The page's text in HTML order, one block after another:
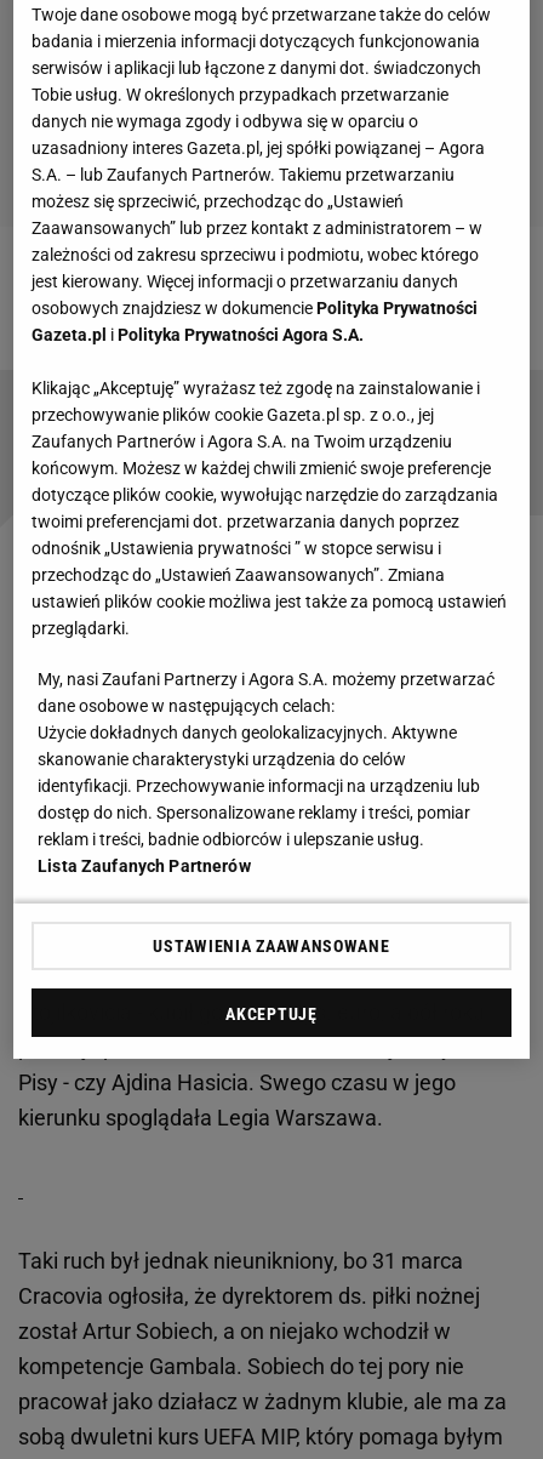
Zobacz wideoWielki Mazurek i wielka Jagiellonia.
Sokołowski: Skauci zapamiętali piłkarzy
Kluby Ekstraklasy reagują ws.
Zondacrypto. Jest pierwsza decyzja
Tymczasem mija dziewięć miesięcy, a Cracovii jest
bliżej do strefy spadkowej niż do europejskich
pucharów. Na starcie sezonu można było pisać i
mówić o stabilizacji czy wierze w ten projekt, a teraz
nikt nie wie, co będzie dalej.
Pokerowa zagrywka Cracovii. Znak zapytania
kosztem fachowca
Zdecydowanie najświeższa jest informacja o
odejściu Jarosława Gambala, dyrektora skautingu,
który w środowisku miał opinię fachowca. To
właśnie on doprowadził do transferów Filipa
Stojilkovicia - kupił go za 500 tys. euro, a pół roku
Pisy - czy Ajdina Hasicia. Swego czasu w jego
kierunku spoglądała Legia Warszawa.
Taki ruch był jednak nieunikniony, bo 31 marca
Cracovia ogłosiła, że dyrektorem ds. piłki nożnej
został Artur Sobiech, a on niejako wchodził w
kompetencje Gambala. Sobiech do tej pory nie
pracował jako działacz w żadnym klubie, ale ma za
sobą dwuletni kurs UEFA MIP, który pomaga byłym
Twoje dane osobowe mogą być przetwarzane także do celów
badania i mierzenia informacji dotyczących funkcjonowania
serwisów i aplikacji lub łączone z danymi dot. świadczonych
Tobie usług. W określonych przypadkach przetwarzanie
danych nie wymaga zgody i odbywa się w oparciu o
uzasadniony interes Gazeta.pl, jej spółki powiązanej – Agora
S.A. – lub Zaufanych Partnerów. Takiemu przetwarzaniu
możesz się sprzeciwić, przechodząc do „Ustawień
Zaawansowanych” lub przez kontakt z administratorem – w
zależności od zakresu sprzeciwu i podmiotu, wobec którego
jest kierowany. Więcej informacji o przetwarzaniu danych
osobowych znajdziesz w dokumenciePolityka Prywatności
Gazeta.pl iPolityka Prywatności Agora S.A.
Klikając „Akceptuję” wyrażasz też zgodę na zainstalowanie i
przechowywanie plików cookie Gazeta.pl sp. z o.o., jej
Zaufanych Partnerów i Agora S.A. na Twoim urządzeniu
końcowym. Możesz w każdej chwili zmienić swoje preferencje
dotyczące plików cookie, wywołując narzędzie do zarządzania
twoimi preferencjami dot. przetwarzania danych poprzez
odnośnik „Ustawienia prywatności ” w stopce serwisu i
przechodząc do „Ustawień Zaawansowanych”. Zmiana
ustawień plików cookie możliwa jest także za pomocą ustawień
przeglądarki.
My, nasi Zaufani Partnerzy i Agora S.A. możemy przetwarzać
dane osobowe w następujących celach:
Użycie dokładnych danych geolokalizacyjnych. Aktywne
skanowanie charakterystyki urządzenia do celów
identyfikacji. Przechowywanie informacji na urządzeniu lub
dostęp do nich. Spersonalizowane reklamy i treści, pomiar
reklam i treści, badnie odbiorców i ulepszanie usług.
Lista Zaufanych Partnerów
USTAWIENIA ZAAWANSOWANE
AKCEPTUJĘ